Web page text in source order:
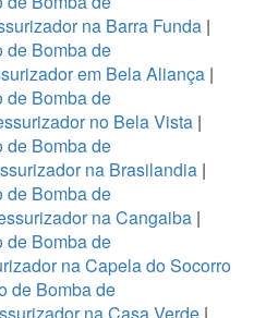
na Barra Funda |
de Bomba de
em Bela Aliança |
de Bomba de
no Bela Vista |
de Bomba de
na Brasilandia |
de Bomba de
na Cangaiba|
de Bomba de
na Capela do Socorro
de Bomba de